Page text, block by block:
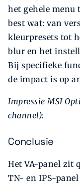
het gehele menu
best wat: van
kleurpresets tot
blur en het
Bij specifieke
de impact is op
Impressie MSI
channel):
Conclusie
Het VA-panel zit
TN- en IPS-